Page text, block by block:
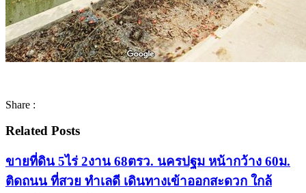
Share :
Related Posts
ขายที่ดิน 5ไร่ 2งาน 68ตรว. นครปฐม หน้ากว้าง 60ม.
ติดถนน ที่สวย ทำเลดี เดินทางเข้าออกสะดวก ใกล้